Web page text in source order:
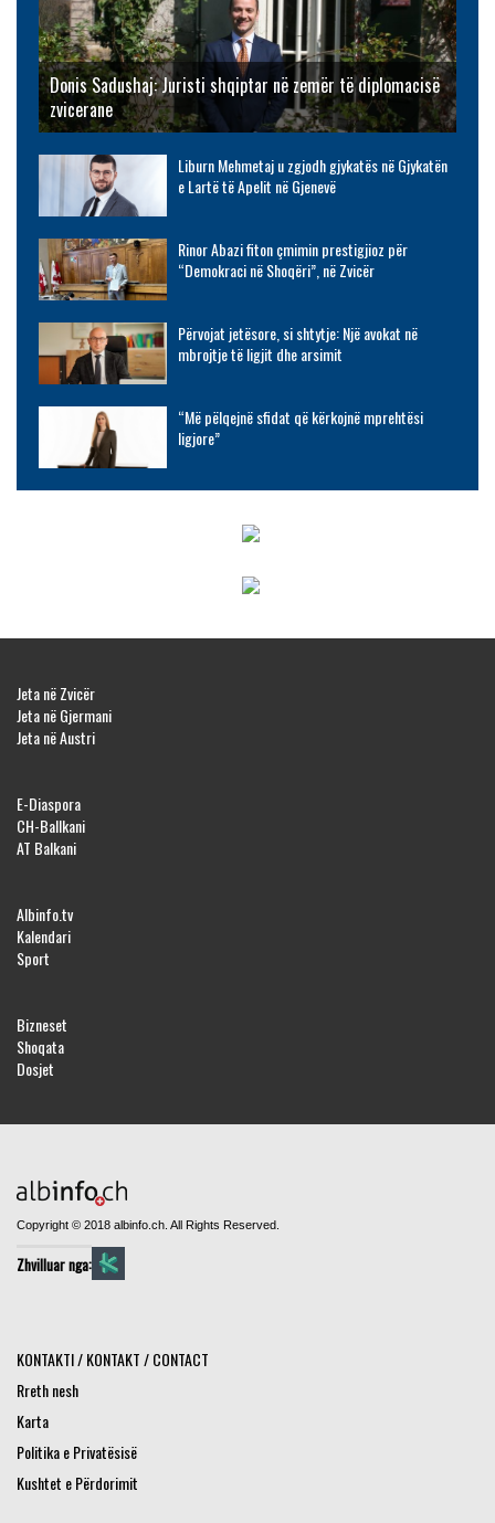
Donis Sadushaj: Juristi shqiptar në zemër të diplomacisë
zvicerane
Liburn Mehmetaj u zgjodh gjykatës në Gjykatën
e Lartë të Apelit në Gjenevë
Rinor Abazi fiton çmimin prestigjioz për
“Demokraci në Shoqëri”, në Zvicër
Përvojat jetësore, si shtytje: Një avokat në
mbrojtje të ligjit dhe arsimit
“Më pëlqejnë sfidat që kërkojnë mprehtësi
ligjore”
Jeta në Zvicër
Jeta në Gjermani
Jeta në Austri
E-Diaspora
CH-Ballkani
AT Balkani
Albinfo.tv
Kalendari
Sport
Bizneset
Shoqata
Dosjet
Copyright © 2018 albinfo.ch. All Rights Reserved.
Zhvilluar nga:
KONTAKTI / KONTAKT / CONTACT
Rreth nesh
Karta
Politika e Privatësisë
Kushtet e Përdorimit